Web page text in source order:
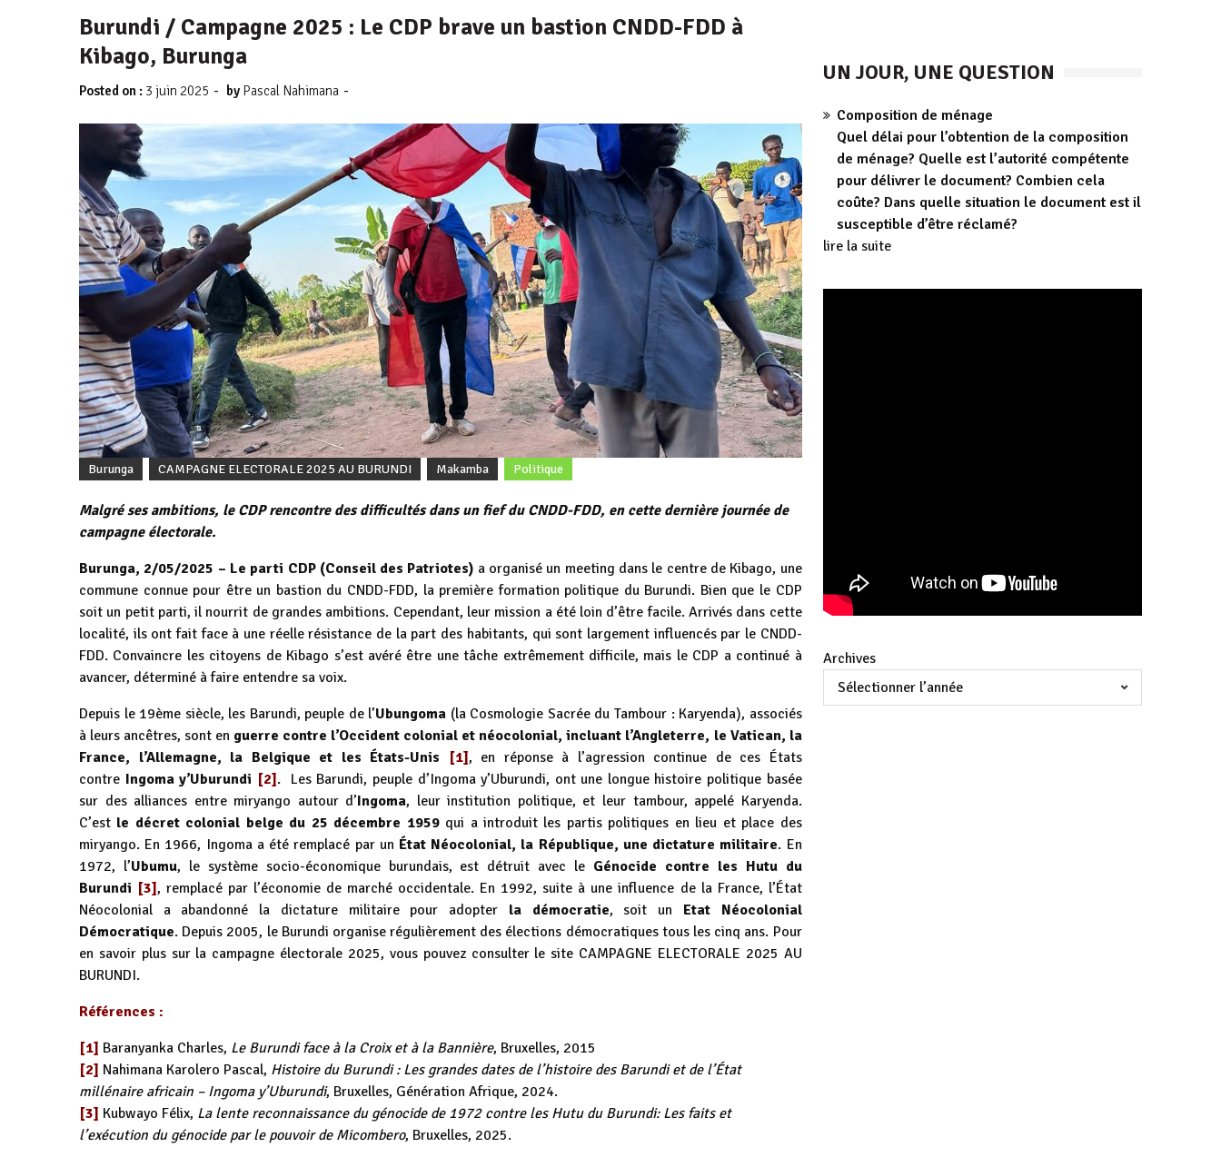
Burundi / Campagne 2025 : Le CDP brave un bastion CNDD-FDD à
Kibago, Burunga
Posted on : 3 juin 2025 - by Pascal Nahimana -
Burunga CAMPAGNE ELECTORALE 2025 AU BURUNDI Makamba Politique
Malgré ses ambitions, le CDP rencontre des difficultés dans un fief du CNDD-FDD, en cette dernière journée de
campagne électorale.
Burunga, 2/05/2025 – Le parti CDP (Conseil des Patriotes) a organisé un meeting dans le centre de Kibago, une
commune connue pour être un bastion du CNDD-FDD, la première formation politique du Burundi. Bien que le CDP
soit un petit parti, il nourrit de grandes ambitions. Cependant, leur mission a été loin d’être facile. Arrivés dans cette
localité, ils ont fait face à une réelle résistance de la part des habitants, qui sont largement influencés par le CNDD-
FDD. Convaincre les citoyens de Kibago s’est avéré être une tâche extrêmement difficile, mais le CDP a continué à
avancer, déterminé à faire entendre sa voix.
Depuis le 19ème siècle, les Barundi, peuple de l’Ubungoma (la Cosmologie Sacrée du Tambour : Karyenda), associés
à leurs ancêtres, sont en guerre contre l’Occident colonial et néocolonial, incluant l’Angleterre, le Vatican, la
France, l’Allemagne, la Belgique et les États-Unis
[1], en réponse à l’agression continue de ces États
contre Ingoma y’Uburundi [2]. Les Barundi, peuple d’Ingoma y’Uburundi, ont une longue histoire politique basée
sur des alliances entre miryango autour d’Ingoma, leur institution politique, et leur tambour, appelé Karyenda.
C’est le décret colonial belge du 25 décembre 1959qui a introduit les partis politiques en lieu et place des
miryango. En 1966, Ingoma a été remplacé par un État Néocolonial, la République, une dictature militaire. En
1972, l’Ubumu, le système socio-économique burundais, est détruit avec le Génocide contre les Hutu du
Burundi [3], remplacé par l’économie de marché occidentale. En 1992, suite à une influence de la France, l’État
Néocolonial a abandonné la dictature militaire pour adopter la démocratie, soit un Etat Néocolonial
Démocratique. Depuis 2005, le Burundi organise régulièrement des élections démocratiques tous les cinq ans. Pour
en savoir plus sur la campagne électorale 2025, vous pouvez consulter le site CAMPAGNE ELECTORALE 2025 AU
BURUNDI.
Références :
[1] Baranyanka Charles, Le Burundi face à la Croix et à la Bannière, Bruxelles, 2015
[2] Nahimana Karolero Pascal, Histoire du Burundi : Les grandes dates de l’histoire des Barundi et de l’État
millénaire africain – Ingoma y’Uburundi, Bruxelles, Génération Afrique, 2024.
[3] Kubwayo Félix, La lente reconnaissance du génocide de 1972 contre les Hutu du Burundi: Les faits et
l’exécution du génocide par le pouvoir de Micombero, Bruxelles, 2025.
UN JOUR, UNE QUESTION
Composition de ménage
Quel délai pour l’obtention de la composition
de ménage? Quelle est l’autorité compétente
pour délivrer le document? Combien cela
coûte? Dans quelle situation le document est il
susceptible d’être réclamé?
lire la suite
Archives